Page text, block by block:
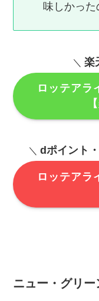
味しかった
＼ 楽
ロッテアラ
＼ dポイント
ロッテアラ
ニュー・グリ